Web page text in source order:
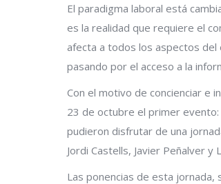
El paradigma laboral está
es la realidad que requiere el
afecta a todos los aspectos del
pasando por el acceso a la
Con el motivo de concienciar e
23 de octubre el primer
pudieron disfrutar de una
Jordi Castells, Javier Peñalver y
Las ponencias de esta